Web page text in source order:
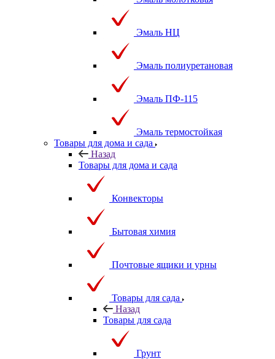
Эмаль НЦ
Эмаль полиуретановая
Эмаль ПФ-115
Эмаль термостойкая
Товары для дома и сада
Назад
Товары для дома и сада
Конвекторы
Бытовая химия
Почтовые ящики и урны
Товары для сада
Назад
Товары для сада
Грунт